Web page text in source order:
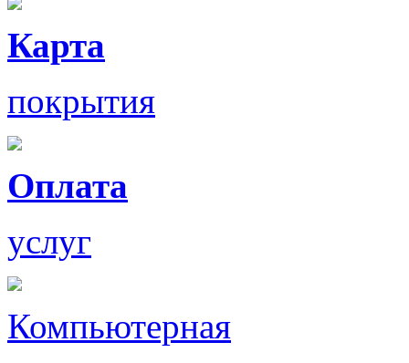
Карта
покрытия
Оплата
услуг
Компьютерная